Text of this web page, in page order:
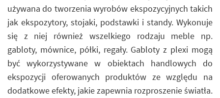
używana do tworzenia wyrobów ekspozycyjnych takich
jak ekspozytory, stojaki, podstawki i standy. Wykonuje
się z niej również wszelkiego rodzaju meble np.
gabloty, mównice, półki, regały. Gabloty z plexi mogą
być wykorzystywane w obiektach handlowych do
ekspozycji oferowanych produktów ze względu na
dodatkowe efekty, jakie zapewnia rozproszenie światła.